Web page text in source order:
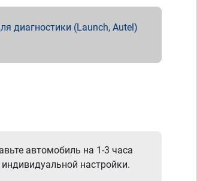
диагностики (Launch, Autel)
автомобиль на 1-3 часа
настройки.